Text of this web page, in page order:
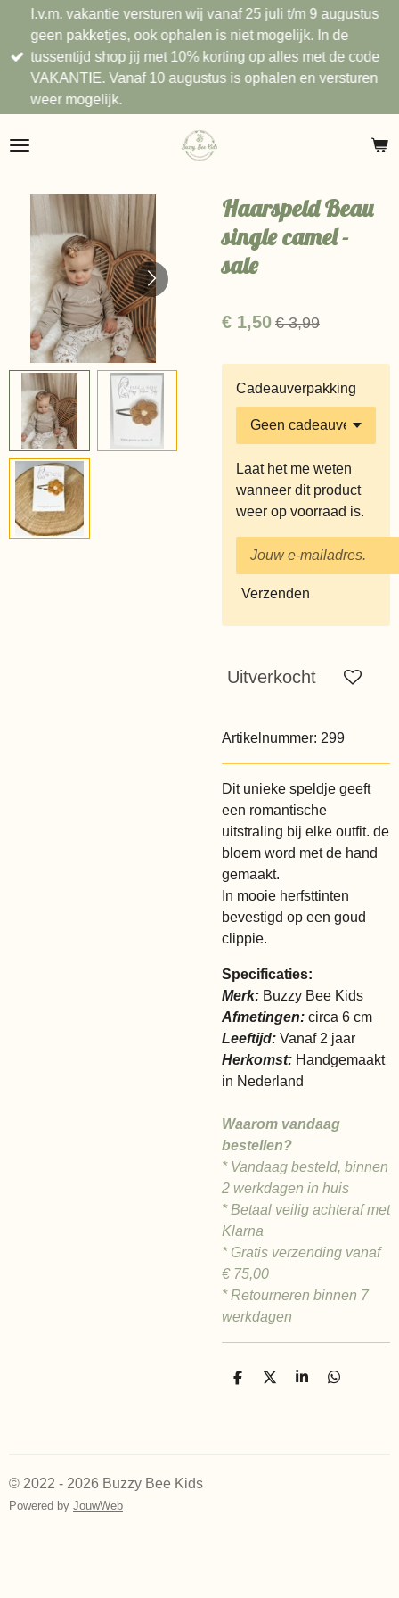
direct
naar
hoofdinhoud
I.v.m. vakantie versturen wij vanaf 25 juli t/m 9 augustus
geen pakketjes, ook ophalen is niet mogelijk. In de
tussentijd shop jij met 10% korting op alles met de code
VAKANTIE. Vanaf 10 augustus is ophalen en versturen
weer mogelijk.
Haarspeld Beau
single camel -
sale
€ 1,50 € 3,99
Cadeauverpakking
Laat het me weten
wanneer dit product
weer op voorraad is.
Verzenden
Uitverkocht
Artikelnummer: 299
Dit unieke speldje geeft
een romantische
uitstraling bij elke outfit. de
bloem word met de hand
gemaakt.
In mooie herfsttinten
bevestigd op een goud
clippie.
Specificaties:
Merk: Buzzy Bee Kids
Afmetingen: circa 6 cm
Leeftijd: Vanaf 2 jaar
Herkomst: Handgemaakt
in Nederland
Waarom vandaag
bestellen?
* Vandaag besteld, binnen
2 werkdagen in huis
* Betaal veilig achteraf met
Klarna
* Gratis verzending vanaf
€ 75,00
* Retourneren binnen 7
werkdagen
D
D
S
D
© 2022 - 2026 Buzzy Bee Kids
Powered by JouwWeb